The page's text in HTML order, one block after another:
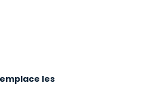
les